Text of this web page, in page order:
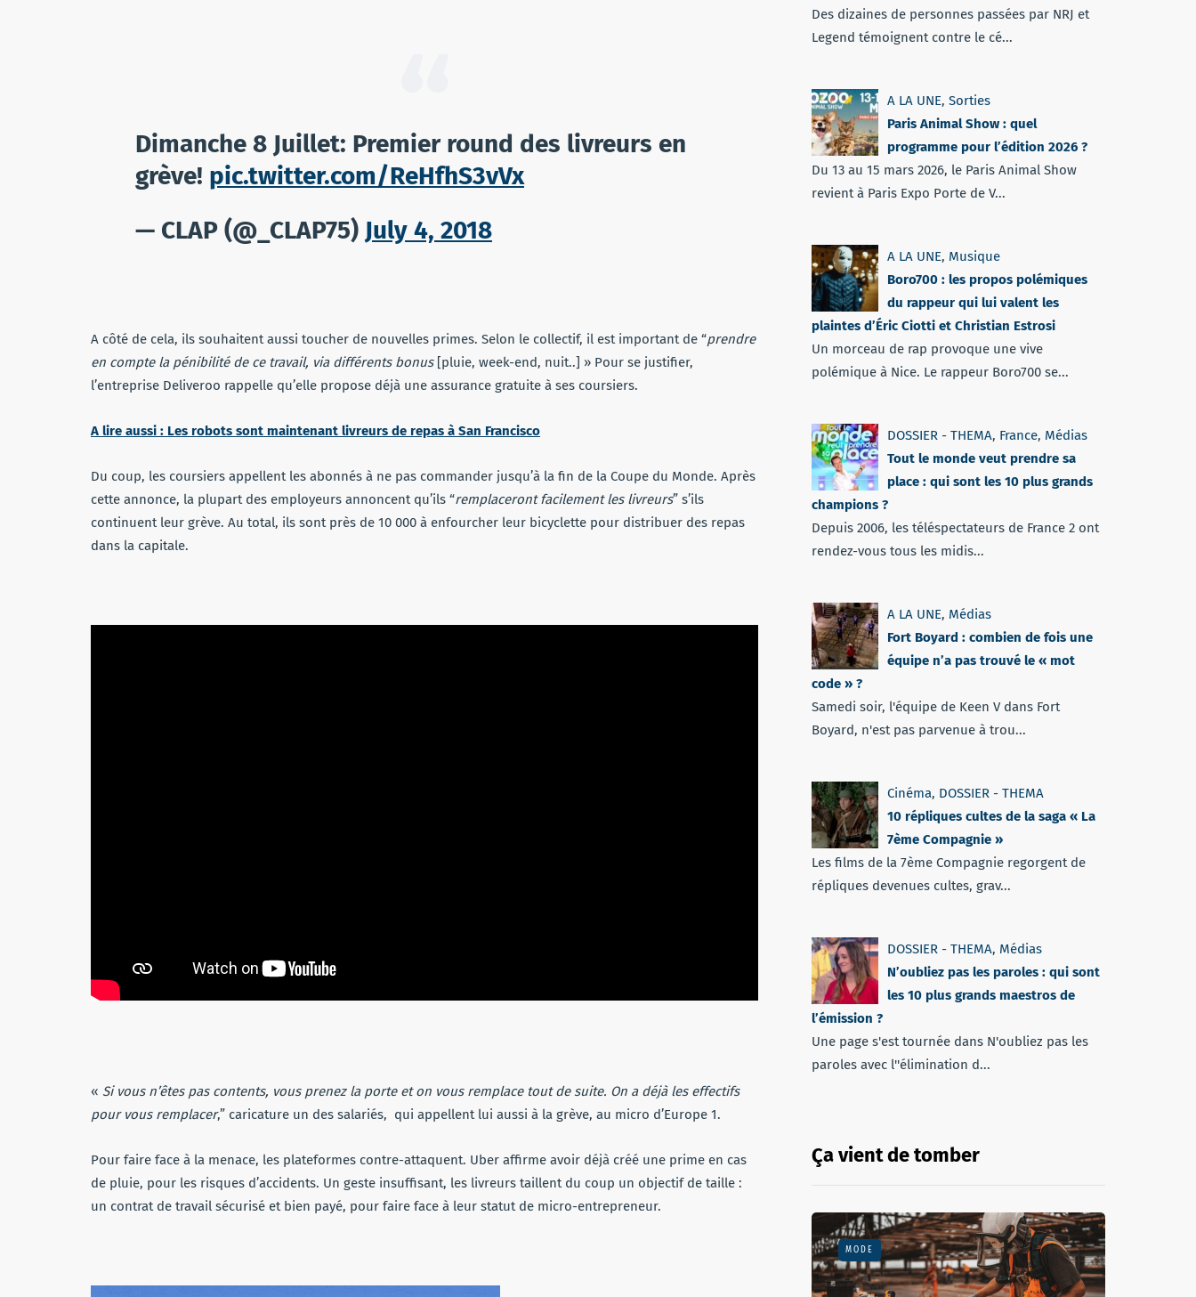
Dimanche 8 Juillet: Premier round des livreurs en
grève! pic.twitter.com/ReHfhS3vVx
— CLAP (@_CLAP75) July 4, 2018
A côté de cela, ils souhaitent aussi toucher de nouvelles primes. Selon le collectif, il est important de “prendre
en compte la pénibilité de ce travail, via différents bonus[pluie, week-end, nuit..] » Pour se justifier,
l’entreprise Deliveroo rappelle qu’elle propose déjà une assurance gratuite à ses coursiers.
A lire aussi : Les robots sont maintenant livreurs de repas à San Francisco
Du coup, les coursiers appellent les abonnés à ne pas commander jusqu’à la fin de la Coupe du Monde. Après
cette annonce, la plupart des employeurs annoncent qu’ils “remplaceront facilement les livreurs” s’ils
continuent leur grève. Au total, ils sont près de 10 000 à enfourcher leur bicyclette pour distribuer des repas
dans la capitale.
« Si vous n’êtes pas contents, vous prenez la porte et on vous remplace tout de suite. On a déjà les effectifs
pour vous remplacer,” caricature un des salariés, qui appellent lui aussi à la grève, au micro d’Europe 1.
Pour faire face à la menace, les plateformes contre-attaquent. Uber affirme avoir déjà créé une prime en cas
de pluie, pour les risques d’accidents. Un geste insuffisant, les livreurs taillent du coup un objectif de taille :
un contrat de travail sécurisé et bien payé, pour faire face à leur statut de micro-entrepreneur.
Des dizaines de personnes passées par NRJ et
Legend témoignent contre le cé...
A LA UNE, Sorties
Paris Animal Show : quel
programme pour l’édition 2026 ?
Du 13 au 15 mars 2026, le Paris Animal Show
revient à Paris Expo Porte de V...
A LA UNE, Musique
Boro700 : les propos polémiques
du rappeur qui lui valent les
plaintes d’Éric Ciotti et Christian Estrosi
Un morceau de rap provoque une vive
polémique à Nice. Le rappeur Boro700 se...
DOSSIER - THEMA, France, Médias
Tout le monde veut prendre sa
place : qui sont les 10 plus grands
champions ?
Depuis 2006, les téléspectateurs de France 2 ont
rendez-vous tous les midis...
A LA UNE, Médias
Fort Boyard : combien de fois une
équipe n’a pas trouvé le « mot
code » ?
Samedi soir, l'équipe de Keen V dans Fort
Boyard, n'est pas parvenue à trou...
Cinéma, DOSSIER - THEMA
10 répliques cultes de la saga « La
7ème Compagnie »
Les films de la 7ème Compagnie regorgent de
répliques devenues cultes, grav...
DOSSIER - THEMA, Médias
N’oubliez pas les paroles : qui sont
les 10 plus grands maestros de
l’émission ?
Une page s'est tournée dans N'oubliez pas les
paroles avec l''élimination d...
Ça vient de tomber
MODE